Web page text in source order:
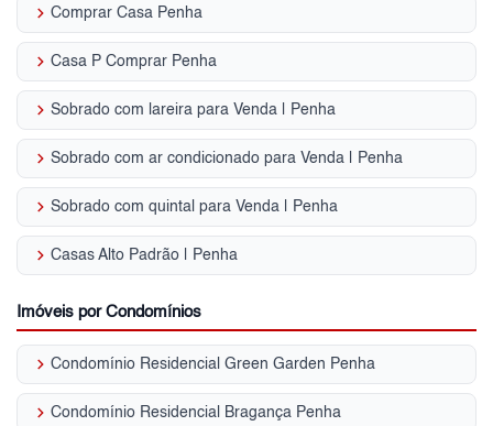
keyboard_arrow_right Comprar Casa Penha
keyboard_arrow_right Casa P Comprar Penha
keyboard_arrow_right Sobrado com lareira para Venda | Penha
keyboard_arrow_right Sobrado com ar condicionado para Venda | Penha
keyboard_arrow_right Sobrado com quintal para Venda | Penha
keyboard_arrow_right Casas Alto Padrão | Penha
Imóveis por Condomínios
keyboard_arrow_right Condomínio Residencial Green Garden Penha
keyboard_arrow_right Condomínio Residencial Bragança Penha